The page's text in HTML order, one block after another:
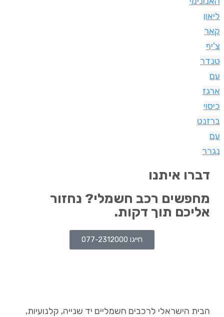
ליאון
קאר
צ'יף
טנדר
עם
ארגז
כיסוי
ברזנט
עם
נגרר
דברו איתנו
מחפשים רכב חשמלי? נחזור
אליכם תוך דקות.
חייגו 077-2312000
הבית הישראלי לרכבים חשמליים יד שנייה, קלנועיות,